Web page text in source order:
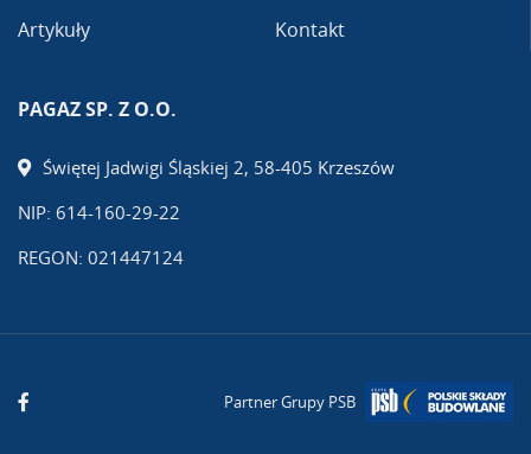
Artykuły
Kontakt
PAGAZ SP. Z O.O.
Świętej Jadwigi Śląskiej 2, 58-405 Krzeszów
NIP: 614-160-29-22
REGON: 021447124
Partner Grupy PSB